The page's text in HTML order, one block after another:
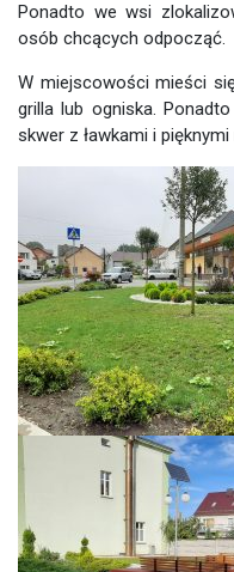
Ponadto we wsi
osób chcących odpocząć.
W miejscowości mieści
grilla lub ogniska.
skwer z ławkami i